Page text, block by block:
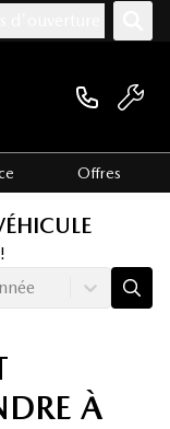
Offres
À